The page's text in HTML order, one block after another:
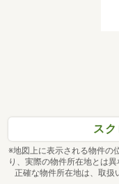
ス
※地図上に表示される物件の
り、実際の物件所在地とは異
正確な物件所在地は、取扱